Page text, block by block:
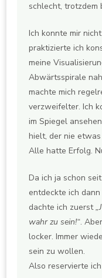
schlecht, trotzdem
Ich konnte mir
praktizierte ich
meine
Abwärtsspirale
machte mich
verzweifelter. Ich
im Spiegel
hielt, der nie
Alle hatte Erfolg.
Da ich ja schon
entdeckte ich
dachte ich zuerst
wahr zu sein!“.
locker. Immer
sein zu wollen.
Also reservierte